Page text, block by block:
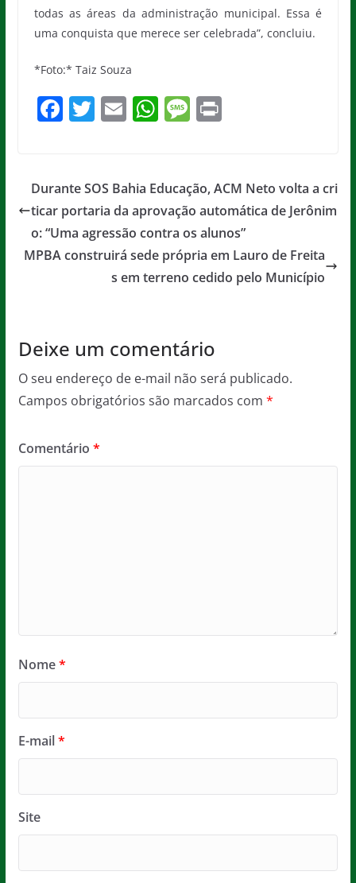
todas as áreas da administração municipal. Essa é
uma conquista que merece ser celebrada”, concluiu.
*Foto:* Taiz Souza
F
e
b
o
o
T
er
E
l
W
s
A
p
p
M
a
g
e
Pr
Durante SOS Bahia Educação, ACM Neto volta a cri
ticar portaria da aprovação automática de Jerônim
o: “Uma agressão contra os alunos”
MPBA construirá sede própria em Lauro de Freita
s em terreno cedido pelo Município
Deixe um comentário
O seu endereço de e-mail não será publicado.
Campos obrigatórios são marcados com *
Comentário *
Nome*
E-mail*
Site